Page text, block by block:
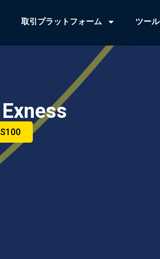
取引プラットフォーム ツール